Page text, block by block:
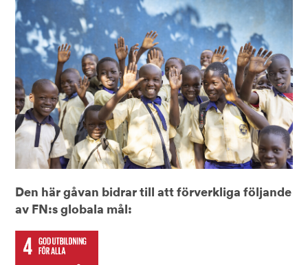
Den här gåvan bidrar till att förverkliga följande
av FN:s globala mål: